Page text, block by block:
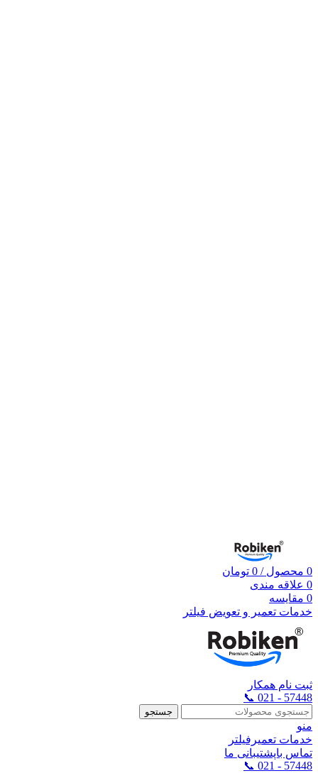
0 محصول /
0 تومان
0 علاقه مندی
0 مقایسه
خدمات تعمیر و تعویض فیلتر
ثبت نام همکار
57448 - 021 📞
جستجو
منو
خدمات تعمیرفیلتر
تماس باپشتیبانی ما
57448 - 021 📞